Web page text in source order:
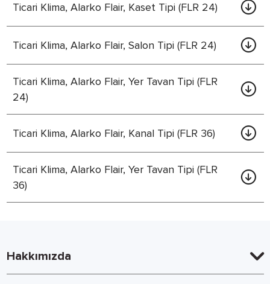
Ticari Klima, Alarko Flair, Kaset Tipi (FLR 24)
Ticari Klima, Alarko Flair, Salon Tipi (FLR 24)
Ticari Klima, Alarko Flair, Yer Tavan Tipi (FLR
24)
Ticari Klima, Alarko Flair, Kanal Tipi (FLR 36)
Ticari Klima, Alarko Flair, Yer Tavan Tipi (FLR
36)
Hakkımızda